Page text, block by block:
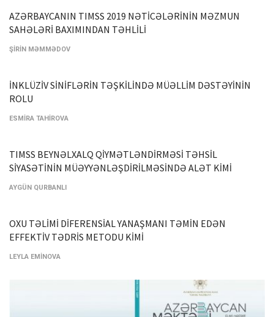
AZƏRBAYCANIN TIMSS 2019 NƏTİCƏLƏRİNİN MƏZMUN
SAHƏLƏRİ BAXIMINDAN TƏHLİLİ
ŞİRİN MƏMMƏDOV
İNKLÜZİV SİNİFLƏRİN TƏŞKİLİNDƏ MÜƏLLİM DƏSTƏYİNİN
ROLU
ESMİRA TAHİROVA
TIMSS BEYNƏLXALQ QİYMƏTLƏNDİRMƏSİ TƏHSİL
SİYASƏTİNİN MÜƏYYƏNLƏŞDİRİLMƏSİNDƏ ALƏT KİMİ
AYGÜN QURBANLI
OXU TƏLİMİ DİFERENSİAL YANAŞMANI TƏMİN EDƏN
EFFEKTİV TƏDRİS METODU KİMİ
LEYLA EMİNOVA